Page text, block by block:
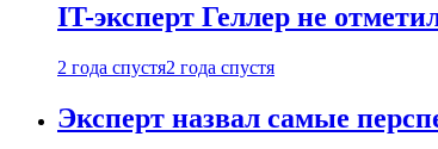
IT-эксперт Геллер не
2 года спустя2 года спустя
Эксперт назвал самые